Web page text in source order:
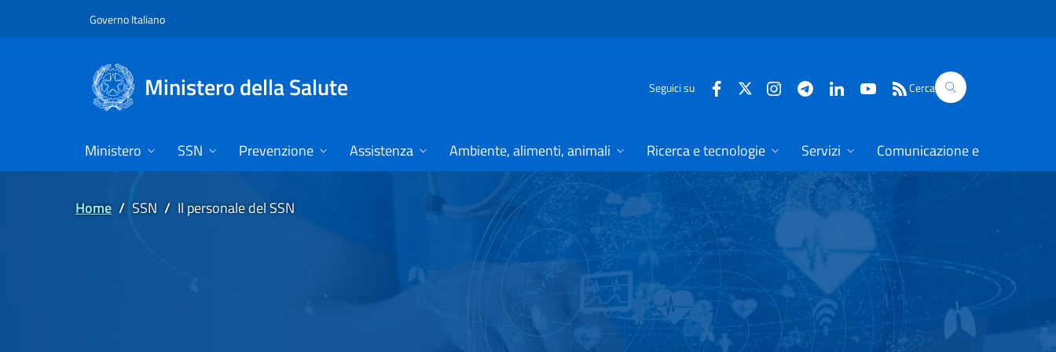
Governo Italiano
Ministero della Salute Seguici su Cerca
Ministero SSN Prevenzione Assistenza Ambiente, alimenti, animali Ricerca e tecnologie Servizi Comunicazione e dati
Home / SSN / Il personale del SSN